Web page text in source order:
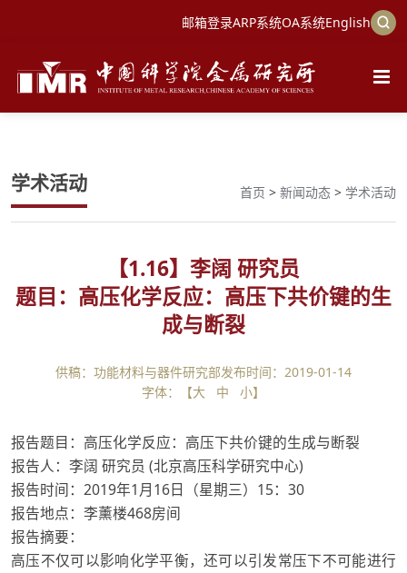
邮箱登录ARP系统OA系统English
学术活动 首页 > 新闻动态 > 学术活动
【1.16】李阔 研究员
题目：高压化学反应：高压下共价键的生
成与断裂
供稿：功能材料与器件研究部发布时间：2019-01-14
字体：【大 中 小】
报告题目：高压化学反应：高压下共价键的生成与断裂
报告人：李阔 研究员 (北京高压科学研究中心)
报告时间：2019年1月16日（星期三）15：30
报告地点：李薰楼468房间
报告摘要：
高压不仅可以影响化学平衡，还可以引发常压下不可能进行